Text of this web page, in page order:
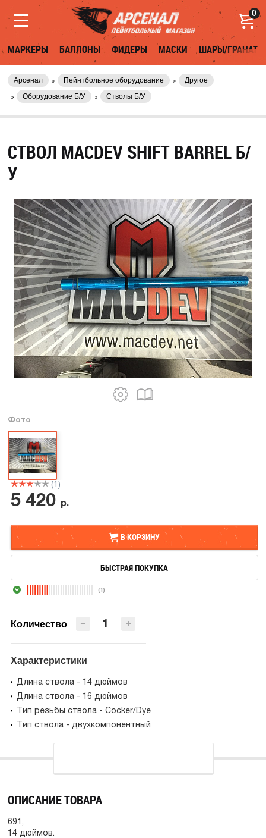
0
МАРКЕРЫ БАЛЛОНЫ ФИДЕРЫ МАСКИ ШАРЫ/ГРАНАТЫ
Арсенал Пейнтбольное оборудование
Другое
Оборудование Б/У
Стволы Б/У
СТВОЛ MACDEV SHIFT BARREL Б/
У
Фото
(1)
5 420 р.
В КОРЗИНУ
В КОРЗИНУ
БЫСТРАЯ ПОКУПКА
(1)
Количество +
−
Характеристики
Длина ствола - 14 дюймов
Длина ствола - 16 дюймов
Тип резьбы ствола - Cocker/Dye
Тип ствола - двухкомпонентный
ОПИСАНИЕ ТОВАРА
691,
14 дюймов.